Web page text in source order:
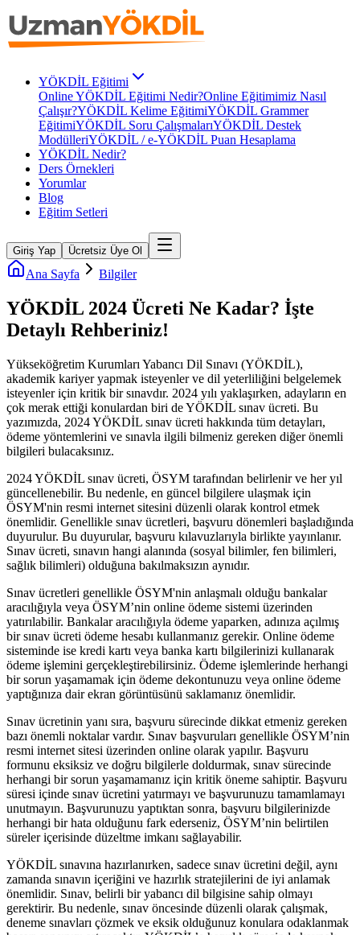
YÖKDİL Eğitimi
Online YÖKDİL Eğitimi Nedir?Online Eğitimimiz Nasıl
Çalışır?YÖKDİL Kelime EğitimiYÖKDİL Grammer
EğitimiYÖKDİL Soru ÇalışmalarıYÖKDİL Destek
ModülleriYÖKDİL / e-YÖKDİL Puan Hesaplama
YÖKDİL Nedir?
Ders Örnekleri
Yorumlar
Blog
Eğitim Setleri
Giriş Yap Ücretsiz Üye Ol
Ana Sayfa Bilgiler
YÖKDİL 2024 Ücreti Ne Kadar? İşte
Detaylı Rehberiniz!
Yükseköğretim Kurumları Yabancı Dil Sınavı (YÖKDİL),
akademik kariyer yapmak isteyenler ve dil yeterliliğini belgelemek
isteyenler için kritik bir sınavdır. 2024 yılı yaklaşırken, adayların en
çok merak ettiği konulardan biri de YÖKDİL sınav ücreti. Bu
yazımızda, 2024 YÖKDİL sınav ücreti hakkında tüm detayları,
ödeme yöntemlerini ve sınavla ilgili bilmeniz gereken diğer önemli
bilgileri bulacaksınız.
2024 YÖKDİL sınav ücreti, ÖSYM tarafından belirlenir ve her yıl
güncellenebilir. Bu nedenle, en güncel bilgilere ulaşmak için
ÖSYM'nin resmi internet sitesini düzenli olarak kontrol etmek
önemlidir. Genellikle sınav ücretleri, başvuru dönemleri başladığında
duyurulur. Bu duyurular, başvuru kılavuzlarıyla birlikte yayınlanır.
Sınav ücreti, sınavın hangi alanında (sosyal bilimler, fen bilimleri,
sağlık bilimleri) olduğuna bakılmaksızın aynıdır.
Sınav ücretleri genellikle ÖSYM'nin anlaşmalı olduğu bankalar
aracılığıyla veya ÖSYM’nin online ödeme sistemi üzerinden
yatırılabilir. Bankalar aracılığıyla ödeme yaparken, adınıza açılmış
bir sınav ücreti ödeme hesabı kullanmanız gerekir. Online ödeme
sisteminde ise kredi kartı veya banka kartı bilgilerinizi kullanarak
ödeme işlemini gerçekleştirebilirsiniz. Ödeme işlemlerinde herhangi
bir sorun yaşamamak için ödeme dekontunuzu veya online ödeme
yaptığınıza dair ekran görüntüsünü saklamanız önemlidir.
Sınav ücretinin yanı sıra, başvuru sürecinde dikkat etmeniz gereken
bazı önemli noktalar vardır. Sınav başvuruları genellikle ÖSYM’nin
resmi internet sitesi üzerinden online olarak yapılır. Başvuru
formunu eksiksiz ve doğru bilgilerle doldurmak, sınav sürecinde
herhangi bir sorun yaşamamanız için kritik öneme sahiptir. Başvuru
süresi içinde sınav ücretini yatırmayı ve başvurunuzu tamamlamayı
unutmayın. Başvurunuzu yaptıktan sonra, başvuru bilgilerinizde
herhangi bir hata olduğunu fark ederseniz, ÖSYM’nin belirtilen
süreler içerisinde düzeltme imkanı sağlayabilir.
YÖKDİL sınavına hazırlanırken, sadece sınav ücretini değil, aynı
zamanda sınavın içeriğini ve hazırlık stratejilerini de iyi anlamak
önemlidir. Sınav, belirli bir yabancı dil bilgisine sahip olmayı
gerektirir. Bu nedenle, sınav öncesinde düzenli olarak çalışmak,
deneme sınavları çözmek ve eksik olduğunuz konulara odaklanmak